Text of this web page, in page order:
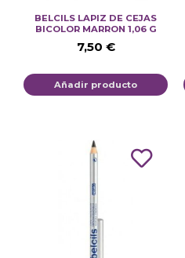
BELCILS LAPIZ DE CEJAS
BICOLOR MARRON 1,06 G
7,50 €
Añadir producto